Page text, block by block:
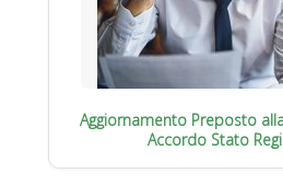
Aggiornamento Preposto
Accordo Stato